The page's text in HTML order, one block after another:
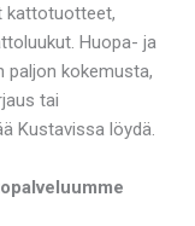
kattotuotteet,
Huopa- ja
paljon kokemusta,
tai
Kustavissa löydä.